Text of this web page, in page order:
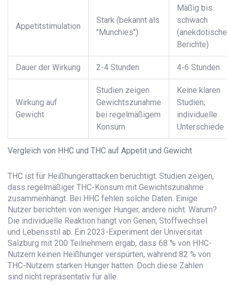
Vergleich von HHC und THC auf Appetit und Gewicht
Appetitstimulation
Stark (bekannt als
"Munchies")
Mäßig bis
schwach
(anekdotische
Berichte)
Dauer der Wirkung 2-4 Stunden 4-6 Stunden
Wirkung auf
Gewicht
Studien zeigen
Gewichtszunahme
bei regelmäßigem
Konsum
Keine klaren
Studien;
individuelle
Unterschiede
THC ist für Heißhungerattacken berüchtigt. Studien zeigen,
dass regelmäßiger THC-Konsum mit Gewichtszunahme
zusammenhängt. Bei HHC fehlen solche Daten. Einige
Nutzer berichten von weniger Hunger, andere nicht. Warum?
Die individuelle Reaktion hängt von Genen, Stoffwechsel
und Lebensstil ab. Ein 2023-Experiment der Universität
Salzburg mit 200 Teilnehmern ergab, dass 68 % von HHC-
Nutzern keinen Heißhunger verspürten, während 82 % von
THC-Nutzern starken Hunger hatten. Doch diese Zahlen
sind nicht repräsentativ für alle.